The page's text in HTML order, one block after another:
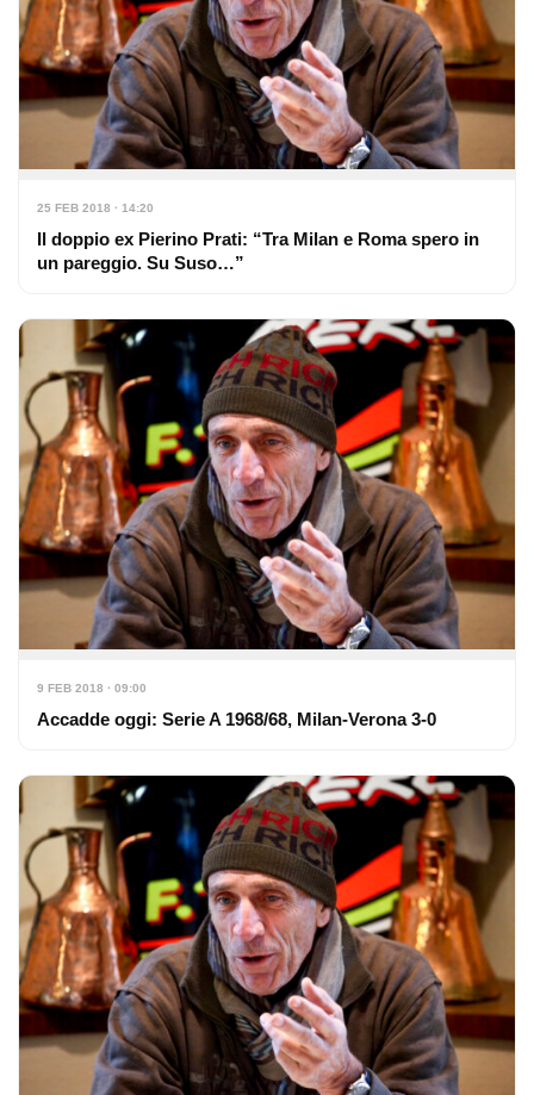
25 FEB 2018 · 14:20
Il doppio ex Pierino Prati: “Tra Milan e Roma spero in
un pareggio. Su Suso…”
9 FEB 2018 · 09:00
Accadde oggi: Serie A 1968/68, Milan-Verona 3-0